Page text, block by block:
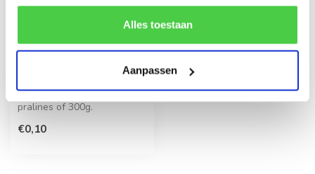
rekening mee dat als je bepaalde cookies blokkeert, het
de correcte werking van de website kan verstoren.
Alles toestaan
Aanpassen
Geschikt voor maximaal 20
pralines of 300g.
€0,10